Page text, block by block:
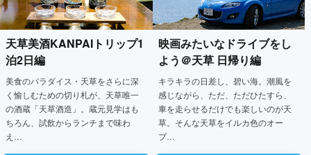
天草美酒KANPAIトリップ1
泊2日編
美食のパラダイス・天草をさらに深
く愉しむための切り札が、天草唯一
の酒蔵「天草酒造」。蔵元見学はも
ちろん、試飲からランチまで味わ
え…
映画みたいなドライブをし
よう ＠天草 日帰り編
キラキラの日差し、碧い海。潮風を
感じながら、ただ、ただひたすら、
車を走らせるだけでも楽しいのが天
草。そんな天草をイルカ色のオー
プ…